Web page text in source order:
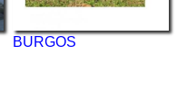
BURGOS